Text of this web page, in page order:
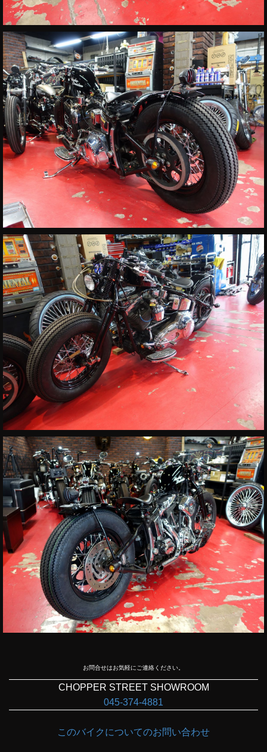
お問合せはお気軽にご連絡ください。
CHOPPER STREET SHOWROOM
045-374-4881
このバイクについてのお問い合わせ